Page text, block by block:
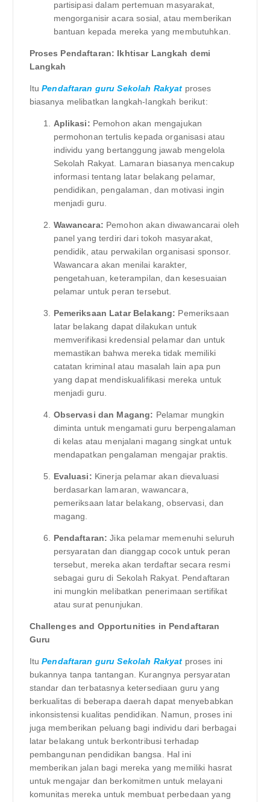
partisipasi dalam pertemuan masyarakat,
mengorganisir acara sosial, atau memberikan
bantuan kepada mereka yang membutuhkan.
Proses Pendaftaran: Ikhtisar Langkah demi
Langkah
ItuPendaftaran guru Sekolah Rakyat proses
biasanya melibatkan langkah-langkah berikut:
Aplikasi: Pemohon akan mengajukan
permohonan tertulis kepada organisasi atau
individu yang bertanggung jawab mengelola
Sekolah Rakyat. Lamaran biasanya mencakup
informasi tentang latar belakang pelamar,
pendidikan, pengalaman, dan motivasi ingin
menjadi guru.
Wawancara: Pemohon akan diwawancarai oleh
panel yang terdiri dari tokoh masyarakat,
pendidik, atau perwakilan organisasi sponsor.
Wawancara akan menilai karakter,
pengetahuan, keterampilan, dan kesesuaian
pelamar untuk peran tersebut.
Pemeriksaan Latar Belakang: Pemeriksaan
latar belakang dapat dilakukan untuk
memverifikasi kredensial pelamar dan untuk
memastikan bahwa mereka tidak memiliki
catatan kriminal atau masalah lain apa pun
yang dapat mendiskualifikasi mereka untuk
menjadi guru.
Observasi dan Magang: Pelamar mungkin
diminta untuk mengamati guru berpengalaman
di kelas atau menjalani magang singkat untuk
mendapatkan pengalaman mengajar praktis.
Evaluasi: Kinerja pelamar akan dievaluasi
berdasarkan lamaran, wawancara,
pemeriksaan latar belakang, observasi, dan
magang.
Pendaftaran: Jika pelamar memenuhi seluruh
persyaratan dan dianggap cocok untuk peran
tersebut, mereka akan terdaftar secara resmi
sebagai guru di Sekolah Rakyat. Pendaftaran
ini mungkin melibatkan penerimaan sertifikat
atau surat penunjukan.
Challenges and Opportunities in Pendaftaran
Guru
ItuPendaftaran guru Sekolah Rakyat proses ini
bukannya tanpa tantangan. Kurangnya persyaratan
standar dan terbatasnya ketersediaan guru yang
berkualitas di beberapa daerah dapat menyebabkan
inkonsistensi kualitas pendidikan. Namun, proses ini
juga memberikan peluang bagi individu dari berbagai
latar belakang untuk berkontribusi terhadap
pembangunan pendidikan bangsa. Hal ini
memberikan jalan bagi mereka yang memiliki hasrat
untuk mengajar dan berkomitmen untuk melayani
komunitas mereka untuk membuat perbedaan yang